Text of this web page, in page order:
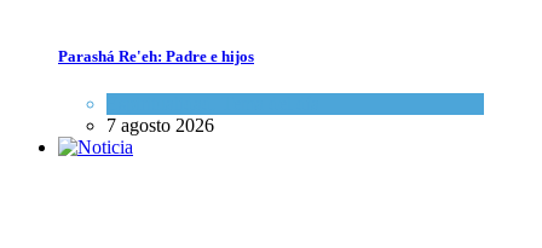
Israel y Medio Oriente
7 agosto 2026
Parashá Re'eh: Padre e hijos
7 agosto 2026